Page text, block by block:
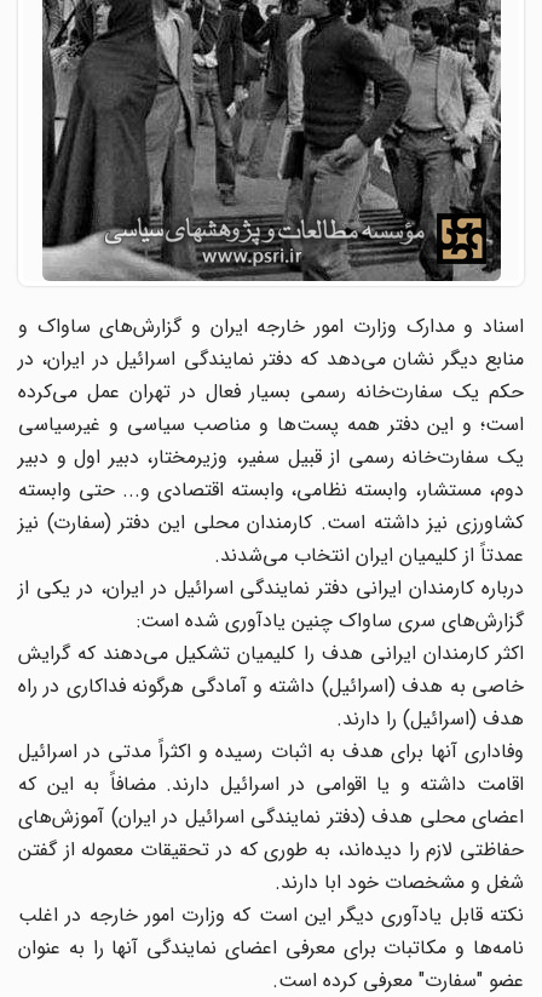
اسناد و مدارک وزارت امور خارجه ایران و گزارش‌های ساواک و
منابع دیگر نشان می‌دهد که دفتر نمایندگی اسرائیل در ایران، در
حکم یک سفارت‌خانه رسمی بسیار فعال در تهران عمل می‌کرده
است؛ و این دفتر همه پست‌ها و مناصب سیاسی و غیرسیاسی
یک سفارت‌خانه رسمی از قبیل سفیر، وزیرمختار، دبیر اول و دبیر
دوم، مستشار، وابسته نظامی، وابسته اقتصادی و... حتی وابسته
کشاورزی نیز داشته است. کارمندان محلی این دفتر (سفارت) نیز
عمدتاً از کلیمیان ایران انتخاب می‌شدند.
درباره کارمندان ایرانی دفتر نمایندگی اسرائیل در ایران، در یکی از
گزارش‌های سری ساواک چنین یادآوری شده است:
اکثر کارمندان ایرانی هدف را کلیمیان تشکیل می‌دهند که گرایش
خاصی به هدف (اسرائیل) داشته و آمادگی هرگونه فداکاری در راه
هدف (اسرائیل) را دارند.
وفاداری آنها برای هدف به اثبات رسیده و اکثراً مدتی در اسرائیل
اقامت داشته و یا اقوامی در اسرائیل دارند. مضافاً به این که
اعضای محلی هدف (دفتر نمایندگی اسرائیل در ایران) آموزش‌های
حفاظتی لازم را دیده‌اند، به طوری که در تحقیقات معموله از گفتن
شغل و مشخصات خود ابا دارند.
نکته قابل یادآوری دیگر این است که وزارت امور خارجه در اغلب
نامه‌ها و مکاتبات برای معرفی اعضای نمایندگی آنها را به عنوان
عضو "سفارت" معرفی کرده است.